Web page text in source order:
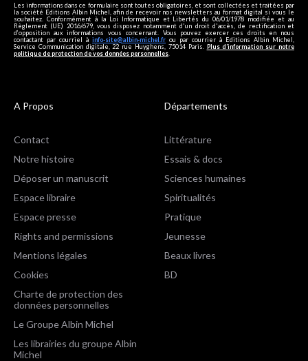
Les informations dans ce formulaire sont toutes obligatoires, et sont collectées et traitées par
la société Editions Albin Michel, afin de recevoir nos newsletters au format digital si vous le
souhaitez. Conformément à la Loi Informatique et Libertés du 06/01/1978 modifiée et au
Règlement (UE) 2016/679, vous disposez notamment d'un droit d'accès, de rectification et
d’opposition aux informations vous concernant. Vous pouvez exercer ces droits en nous
contactant par courriel à info-site@albin-michel.fr ou par courrier à Editions Albin Michel,
Service Communication digitale, 22 rue Huyghens, 75014 Paris. Plus d’information sur notre
politique de protection de vos données personnelles
A Propos
Contact
Notre histoire
Déposer un manuscrit
Espace libraire
Espace presse
Rights and permissions
Mentions légales
Cookies
Charte de protection des
données personnelles
Le Groupe Albin Michel
Les librairies du groupe Albin
Michel
Départements
Littérature
Essais & docs
Sciences humaines
Spiritualités
Pratique
Jeunesse
Beaux livres
BD